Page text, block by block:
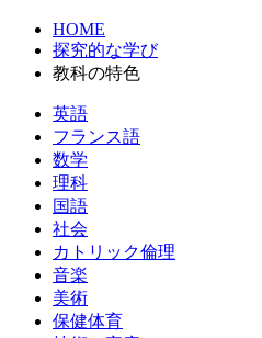
HOME
探究的な学び
教科の特色
英語
フランス語
数学
理科
国語
社会
カトリック倫理
音楽
美術
保健体育